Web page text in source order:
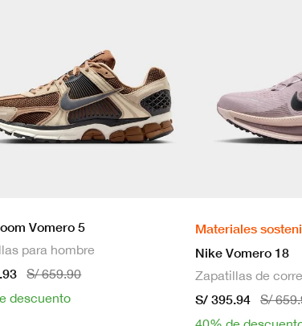
Vomero 5
para hombre
S/ 659.90
descuento
Materiales
Nike Vomero 18
S/ 395.94
S/